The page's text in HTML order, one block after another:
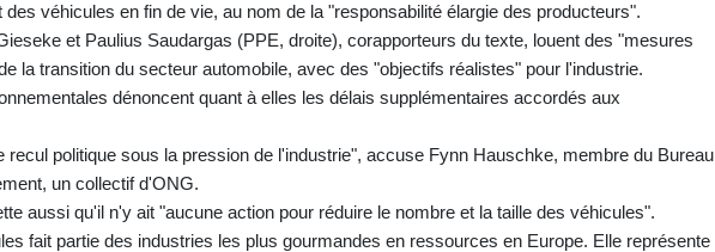
véhicules en fin de vie, au nom de la "responsabilité élargie des producteurs".
et Paulius Saudargas (PPE, droite), corapporteurs du texte, louent des "mesures
la transition du secteur automobile, avec des "objectifs réalistes" pour l'industrie.
dénoncent quant à elles les délais supplémentaires accordés aux
recul politique sous la pression de l'industrie", accuse Fynn Hauschke, membre du Bureau
un collectif d'ONG.
aussi qu'il n'y ait "aucune action pour réduire le nombre et la taille des véhicules".
fait partie des industries les plus gourmandes en ressources en Europe. Elle représente